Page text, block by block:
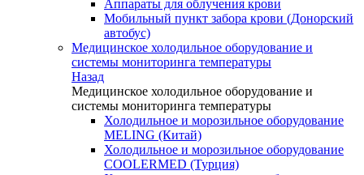
Аппараты для облучения крови
Мобильный пункт забора крови (Донорский
автобус)
Медицинское холодильное оборудование и
системы мониторинга температуры
Назад
Медицинское холодильное оборудование и
системы мониторинга температуры
Холодильное и морозильное оборудование
MELING (Китай)
Холодильное и морозильное оборудование
COOLERMED (Турция)